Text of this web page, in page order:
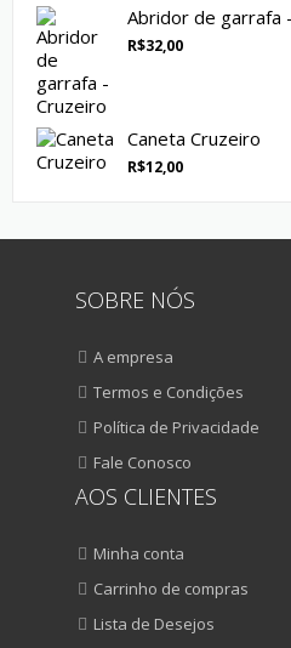
Abridor de garrafa
R$32,00
Caneta Cruzeiro
R$12,00
SOBRE NÓS
A empresa
Termos e Condições
Política de Privacidade
Fale Conosco
AOS CLIENTES
Minha conta
Carrinho de compras
Lista de Desejos